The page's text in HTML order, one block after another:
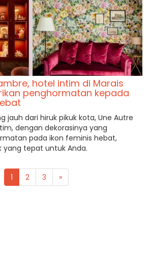
hotel intim di Marais
penghormatan kepada
jauh dari hiruk pikuk kota, Une Autre
dengan dekorasinya yang
pada ikon feminis hebat,
yang tepat untuk Anda.
1 2 3 »